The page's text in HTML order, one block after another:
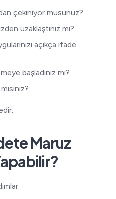
çekiniyor musunuz?
uzaklaştınız mı?
açıkça ifade
başladınız mı?
Maruz